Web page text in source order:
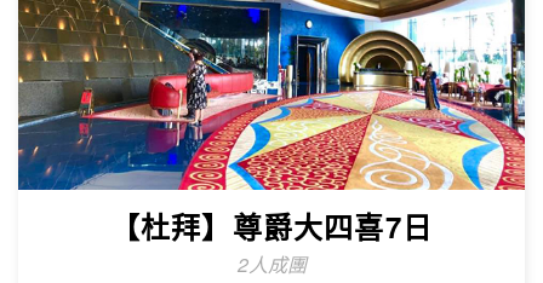
【杜拜】尊爵大四喜7日
2人成團